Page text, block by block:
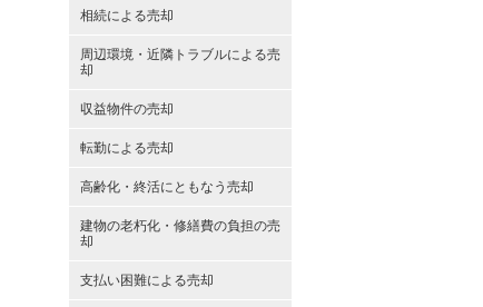
相続による売却
周辺環境・近隣トラブルによる売
却
収益物件の売却
転勤による売却
高齢化・終活にともなう売却
建物の老朽化・修繕費の負担の売
却
支払い困難による売却